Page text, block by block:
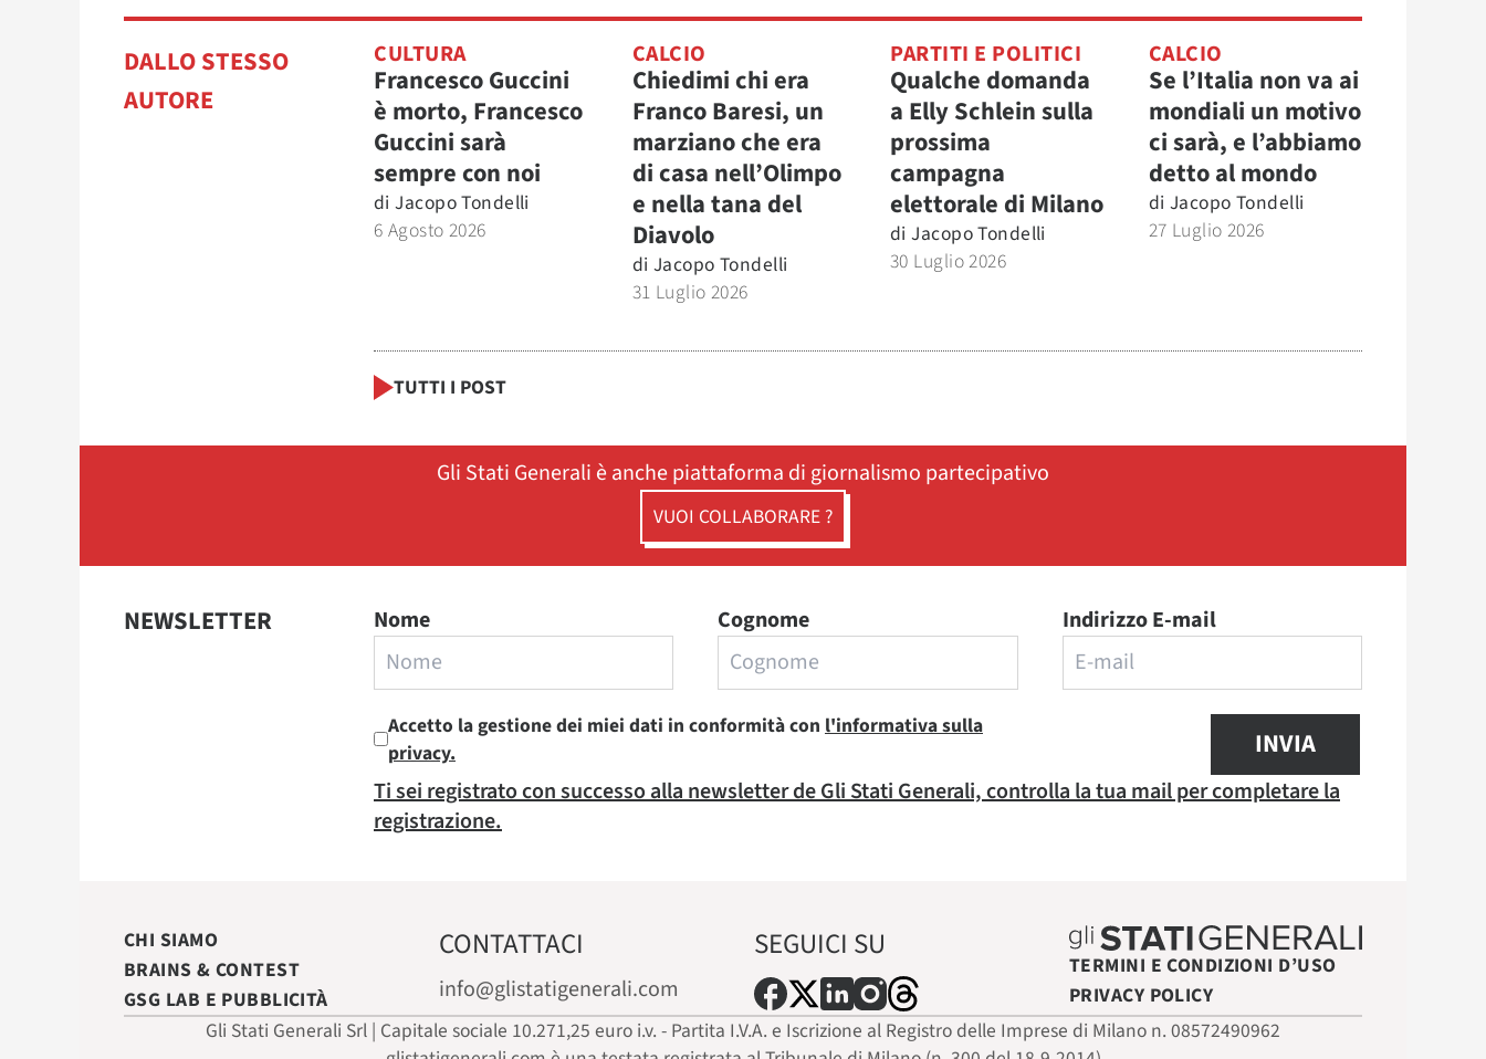
DALLO STESSO
AUTORE
CULTURA
Francesco Guccini
è morto, Francesco
Guccini sarà
sempre con noi
di Jacopo Tondelli
6 Agosto 2026
CALCIO
Chiedimi chi era
Franco Baresi, un
marziano che era
di casa nell’Olimpo
e nella tana del
Diavolo
di Jacopo Tondelli
31 Luglio 2026
PARTITI E POLITICI
Qualche domanda
a Elly Schlein sulla
prossima
campagna
elettorale di Milano
di Jacopo Tondelli
30 Luglio 2026
CALCIO
Se l’Italia non va ai
mondiali un motivo
ci sarà, e l’abbiamo
detto al mondo
di Jacopo Tondelli
27 Luglio 2026
TUTTI I POST
Gli Stati Generali è anche piattaforma di giornalismo partecipativo
VUOI COLLABORARE ?
NEWSLETTER Nome Cognome Indirizzo E-mail
Accetto la gestione dei miei dati in conformità con l'informativa sulla
privacy.
INVIA
Ti sei registrato con successo alla newsletter de Gli Stati Generali, controlla la tua mail per completare la
registrazione.
CHI SIAMO
BRAINS & CONTEST
GSG LAB E PUBBLICITÀ
CONTATTACI
info@glistatigenerali.com
SEGUICI SU
TERMINI E CONDIZIONI D’USO
PRIVACY POLICY
Gli Stati Generali Srl | Capitale sociale 10.271,25 euro i.v. - Partita I.V.A. e Iscrizione al Registro delle Imprese di Milano n. 08572490962